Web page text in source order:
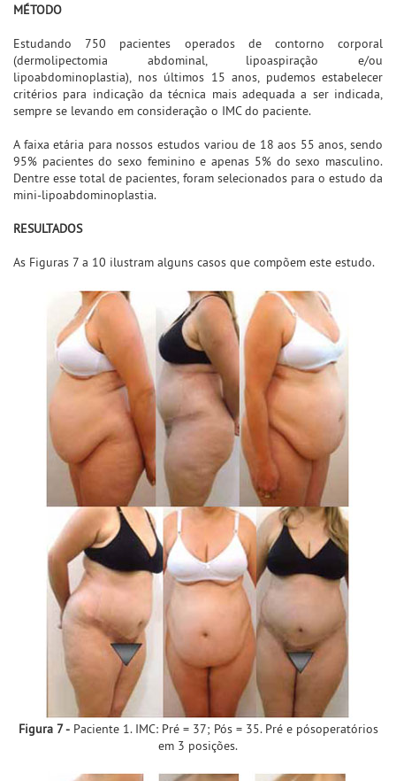
MÉTODO
Estudando 750 pacientes operados de contorno corporal
(dermolipectomia abdominal, lipoaspiração e/ou
lipoabdominoplastia), nos últimos 15 anos, pudemos estabelecer
critérios para indicação da técnica mais adequada a ser indicada,
sempre se levando em consideração o IMC do paciente.
A faixa etária para nossos estudos variou de 18 aos 55 anos, sendo
95% pacientes do sexo feminino e apenas 5% do sexo masculino.
Dentre esse total de pacientes, foram selecionados para o estudo da
mini-lipoabdominoplastia.
RESULTADOS
As Figuras 7 a 10 ilustram alguns casos que compõem este estudo.
Figura 7 -Paciente 1. IMC: Pré = 37; Pós = 35. Pré e pósoperatórios
em 3 posições.